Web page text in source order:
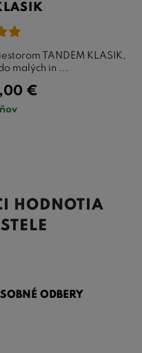
TANDEM KLASIK,
malých in ...
€
HODNOTIA
ODBERY